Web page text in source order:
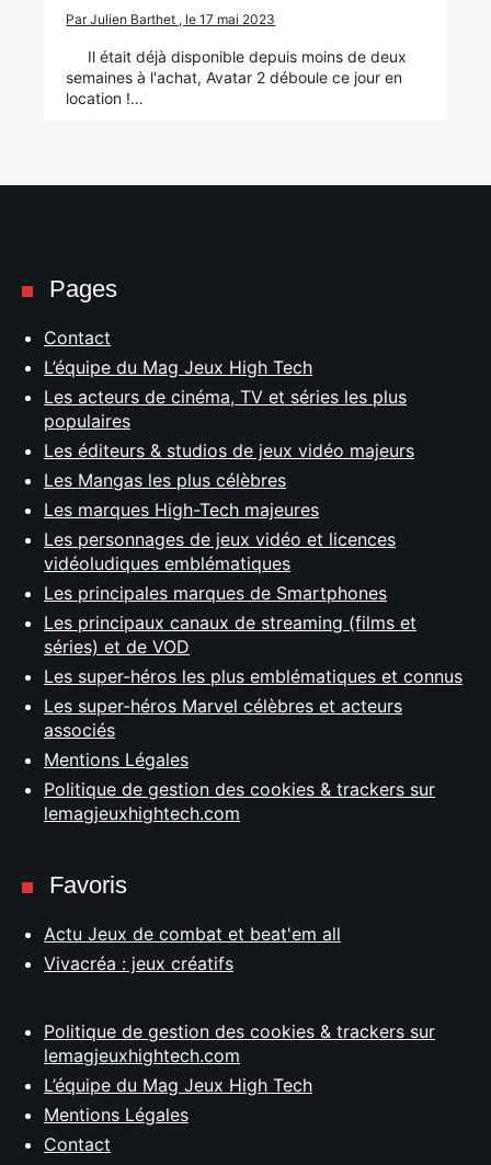
Par Julien Barthet , le 17 mai 2023
Il était déjà disponible depuis moins de deux
semaines à l'achat, Avatar 2 déboule ce jour en
location !…
Pages
Contact
L’équipe du Mag Jeux High Tech
Les acteurs de cinéma, TV et séries les plus
populaires
Les éditeurs & studios de jeux vidéo majeurs
Les Mangas les plus célèbres
Les marques High-Tech majeures
Les personnages de jeux vidéo et licences
vidéoludiques emblématiques
Les principales marques de Smartphones
Les principaux canaux de streaming (films et
séries) et de VOD
Les super-héros les plus emblématiques et connus
Les super-héros Marvel célèbres et acteurs
associés
Mentions Légales
Politique de gestion des cookies & trackers sur
lemagjeuxhightech.com
Favoris
Actu Jeux de combat et beat'em all
Vivacréa : jeux créatifs
Politique de gestion des cookies & trackers sur
lemagjeuxhightech.com
L’équipe du Mag Jeux High Tech
Mentions Légales
Contact
Rechercher